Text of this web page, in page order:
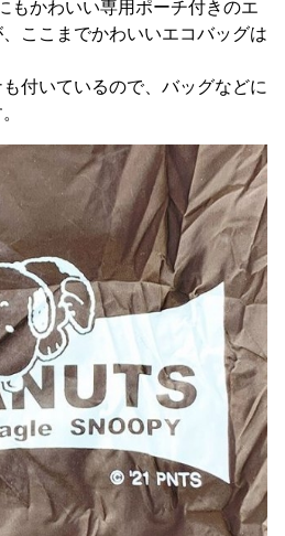
もかわいい専用ポーチ付きのエ
ここまでかわいいエコバッグは
付いているので、バッグなどに